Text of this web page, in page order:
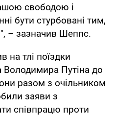
свободою і
бути стурбовані тим,
– зазначив Шеппс.
на тлі поїздки
Володимира Путіна до
разом з очільником
заяви з
співпрацю проти